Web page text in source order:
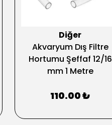
Diğer
Akvaryum Dış Filtre
Hortumu Şeffaf 12/16
mm 1 Metre
110.00 ₺